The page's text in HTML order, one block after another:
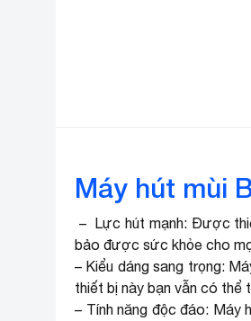
Máy hút mùi
– Lực hút mạnh: Được
bảo được sức khỏe cho
– Kiểu dáng sang trọng:
thiết bị này bạn vẫn có thể
– Tính năng độc đáo: Máy